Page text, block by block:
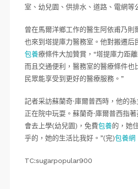
室、幼兒園、供排水、道路、電網等
曾在馬爾洋鄉工作的醫生阿依甫乃則
也來到塔提庫力醫務室。他對搬遷后
包養療條件大加贊賞，“塔提庫力距離
而且交通便利，醫務室的醫療條件也
民眾能享受到更好的醫療服務。”
記者采訪蘇蘭奇·庫爾普西時，他的
正在院中玩耍。蘇蘭奇·庫爾普西指
會去上學(幼兒園)，免費包養的，她
乎的，她的生活比我好。”(完)包養網
TC:sugarpopular900